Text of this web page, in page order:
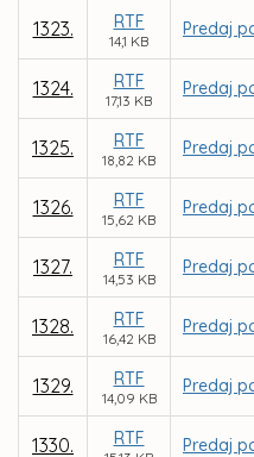
1323. RTF
14,1 KB
Predaj
1324. RTF
17,13 KB
Predaj
1325. RTF
18,82 KB
Predaj
1326. RTF
15,62 KB
Predaj
1327. RTF
14,53 KB
Predaj
1328. RTF
16,42 KB
Predaj
1329. RTF
14,09 KB
Predaj
1330. RTF Predaj